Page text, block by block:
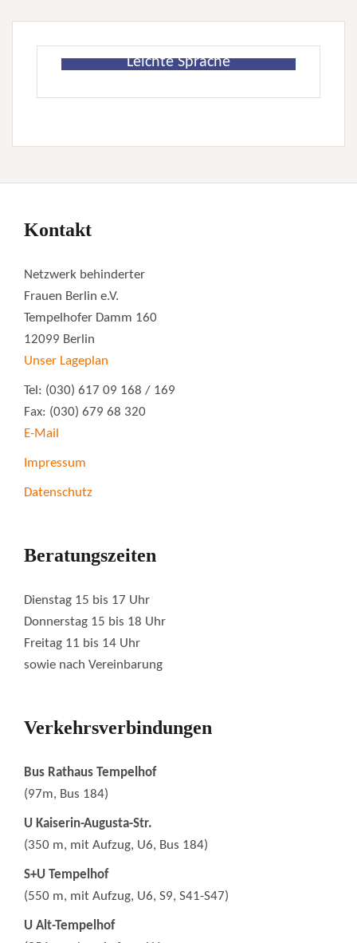
Leichte Sprache
Kontakt
Netzwerk behinderter
Frauen Berlin e.V.
Tempelhofer Damm 160
12099 Berlin
Unser Lageplan
Tel: (030) 617 09 168 / 169
Fax: (030) 679 68 320
E-Mail
Impressum
Datenschutz
Beratungszeiten
Dienstag 15 bis 17 Uhr
Donnerstag 15 bis 18 Uhr
Freitag 11 bis 14 Uhr
sowie nach Vereinbarung
Verkehrsverbindungen
Bus Rathaus Tempelhof
(97m, Bus 184)
U Kaiserin-Augusta-Str.
(350 m, mit Aufzug, U6, Bus 184)
S+U Tempelhof
(550 m, mit Aufzug, U6, S9, S41-S47)
U Alt-Tempelhof